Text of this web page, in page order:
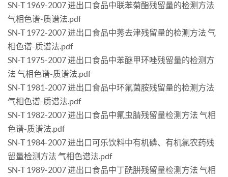
SN-T 1969-2007 进出口食品中联苯菊酯残留量的检测方法
气相色谱-质谱法.pdf
SN-T 1972-2007 进出口食品中莠去津残留量的检测方法 气
相色谱-质谱法.pdf
SN-T 1975-2007 进出口食品中苯醚甲环唑残留量的检测方
法 气相色谱-质谱法.pdf
SN-T 1981-2007 进出口食品中环氟菌胺残留量的检测方法
气相色谱-质谱法.pdf
SN-T 1982-2007 进出口食品中氟虫腈残留量检测方法 气相
色谱-质谱法.pdf
SN-T 1984-2007 进出口可乐饮料中有机磷、有机氯农药残
留量检测方法 气相色谱法.pdf
SN-T 1989-2007 进出口食品中丁酰肼残留量检测方法 气相